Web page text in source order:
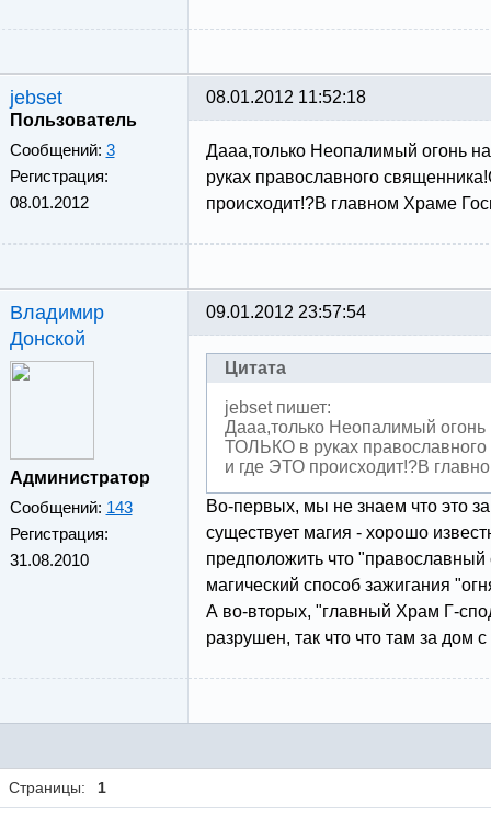
jebset
Пользователь
Сообщений: 3
Регистрация:
08.01.2012
08.01.2012 11:52:18
Дааа,только Неопалимый огонь
руках православного
происходит!?В главном Храме
Владимир
Донской
Администратор
Сообщений: 143
Регистрация:
31.08.2010
09.01.2012 23:57:54
Цитата
jebset пишет:
Дааа,только Неопалимый огонь
ТОЛЬКО в руках
и где ЭТО происходит!?В
Во-первых, мы не знаем что это
существует магия - хорошо
предположить что "православный
магический способ зажигания
А во-вторых, "главный Храм Г-
разрушен, так что что там за дом
Страницы: 1